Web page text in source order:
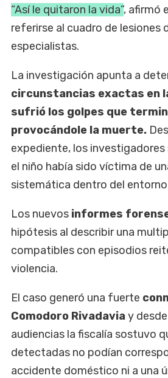
“Así le quitaron la vida”, afirmó
referirse al cuadro de lesiones
especialistas.
La investigación apunta a
circunstancias exactas en
sufrió los golpes que
provocándole la muerte.
expediente, los investigadores
el niño había sido víctima de
sistemática dentro del
Los nuevos informes
hipótesis al describir una
compatibles con episodios
violencia.
El caso generó una fuerte
Comodoro Rivadaviay
audiencias la fiscalía sostuvo
detectadas no podían
accidente doméstico ni a una